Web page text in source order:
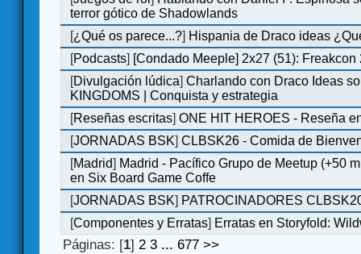
terror gótico de Shadowlands
[¿Qué os parece...?] Hispania de Draco ideas
[Podcasts] [Condado Meeple] 2x27 (51): Freakcon
[Divulgación lúdica]Charlando con Draco Ideas
KINGDOMS | Conquista y estrategia
[Reseñas escritas]ONE HIT HEROES - Reseña
[JORNADAS BSK]CLBSK26 - Comida de
[Madrid] Madrid - Pacífico Grupo de Meetup (+50
en Six Board Game Coffe
[JORNADAS BSK] PATROCINADORES
[Componentes y Erratas] Erratas en Storyfold:
Páginas: [1]2 3 ...677 >>